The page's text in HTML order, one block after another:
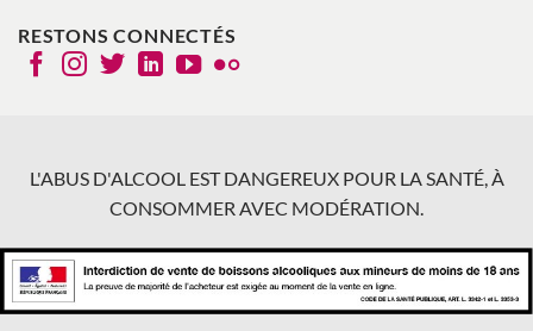
RESTONS CONNECTÉS
L'ABUS D'ALCOOL EST DANGEREUX POUR LA SANTÉ, À
CONSOMMER AVEC MODÉRATION.